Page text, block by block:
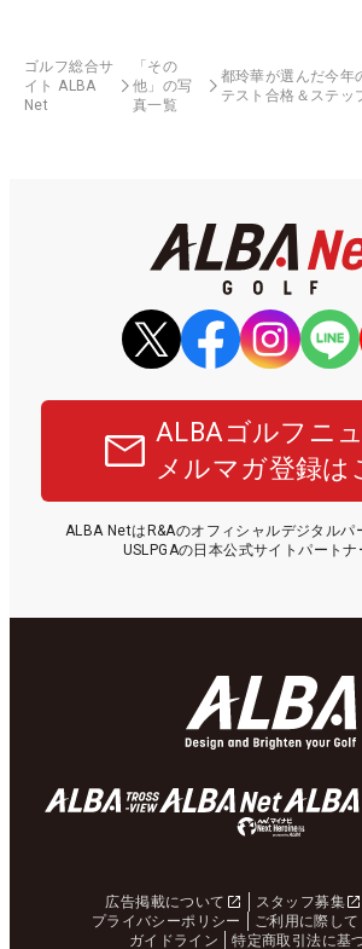
ゴルフ総合サ
イト ALBA
Net
「その
他」の写
真一覧
都玲華が選んだ今
テスト合格＆ステ
ALBAゴルフニ
メルマガ登録は
ALBA NetはR&Aのオフィシャルデジタルパ
USLPGAの日本公式サイトパートナ
広告掲載について スタッフ募集
プライバシーポリシー
ご利用に際して
ガイドライン
特定商取引法に基